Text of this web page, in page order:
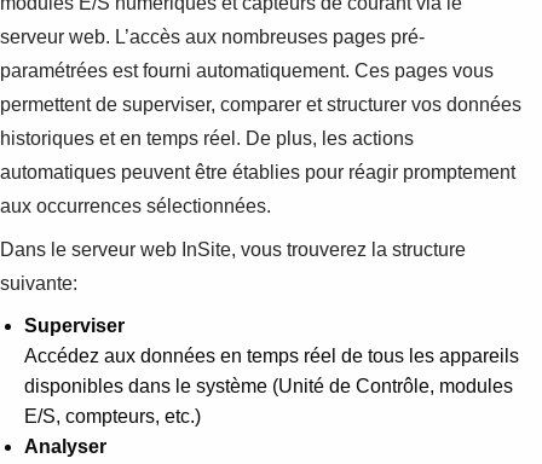
serveur web. L’accès aux nombreuses pages pré-
paramétrées est fourni automatiquement. Ces pages vous
permettent de superviser, comparer et structurer vos données
historiques et en temps réel. De plus, les actions
automatiques peuvent être établies pour réagir promptement
aux occurrences sélectionnées.
Dans le serveur web InSite, vous trouverez la structure
suivante:
Superviser
Accédez aux données en temps réel de tous les appareils
disponibles dans le système (Unité de Contrôle, modules
E/S, compteurs, etc.)
Analyser